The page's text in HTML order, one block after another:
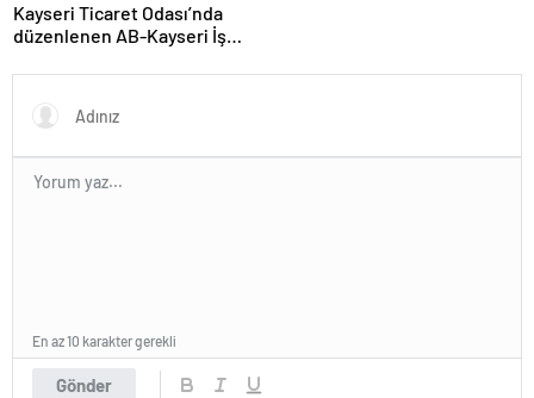
Kayseri Ticaret Odası’nda
düzenlenen AB-Kayseri İş
ve dijitalleşme vurgusu
yapıldı
Gönder
En az 10 karakter gerekli